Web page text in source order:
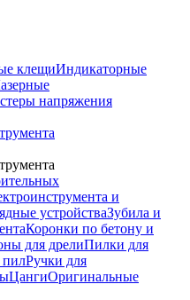
клещиИндикаторные
напряжения
и
устройстваЗубила и
Коронки по бетону и
для дрелиПилки для
пилРучки для
ЦангиОригинальные